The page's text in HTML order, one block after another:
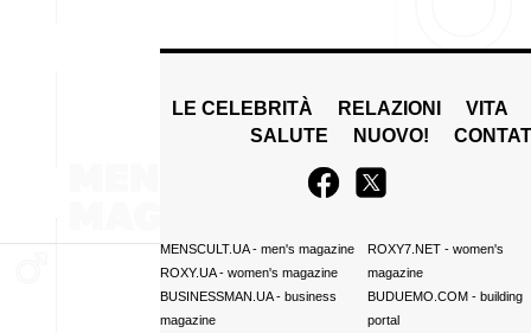
LE CELEBRITÀ RELAZIONI
VITA
SALUTE
NUOVO!
MENSCULT.UA- men's magazine
ROXY.UA- women's magazine
BUSINESSMAN.UA- business
magazine
ROXY7.NET- women's
magazine
BUDUEMO.COM- building
portal